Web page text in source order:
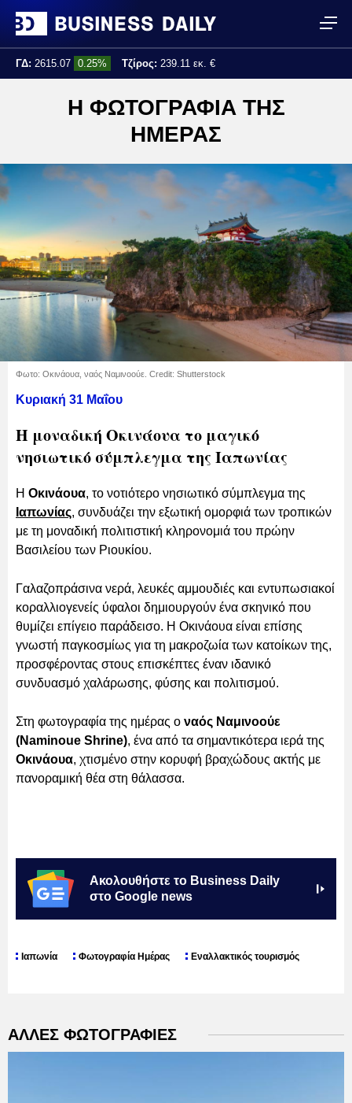
ΓΔ: 2615.07 0.25% Τζίρος: 239.11 εκ. €
Η ΦΩΤΟΓΡΑΦΙΑ ΤΗΣ
ΗΜΕΡΑΣ
Φωτο: Οκινάουα, ναός Ναμινοούε. Credit: Shutterstock
Κυριακή 31 Μαΐου
Η μοναδική Οκινάουα το μαγικό
νησιωτικό σύμπλεγμα της Ιαπωνίας
Οκινάουα, το νοτιότερο νησιωτικό σύμπλεγμα της
Ιαπωνίας, συνδυάζει την εξωτική ομορφιά των τροπικών
με τη μοναδική πολιτιστική κληρονομιά του πρώην
Βασιλείου των Ριουκίου.
Γαλαζοπράσινα νερά, λευκές αμμουδιές και εντυπωσιακοί
κοραλλιογενείς ύφαλοι δημιουργούν ένα σκηνικό που
θυμίζει επίγειο παράδεισο. H Οκινάουα είναι επίσης
γνωστή παγκοσμίως για τη μακροζωία των κατοίκων της,
προσφέροντας στους επισκέπτες έναν ιδανικό
συνδυασμό χαλάρωσης, φύσης και πολιτισμού.
Στη φωτογραφία της ημέρας ο ναός Ναμινοούε
(Naminoue Shrine), ένα από τα σημαντικότερα ιερά της
Οκινάουα, χτισμένο στην κορυφή βραχώδους ακτής με
πανοραμική θέα στη θάλασσα.
Ακολουθήστε το Business Daily
στο Google news
Ιαπωνία Φωτογραφία Ημέρας Εναλλακτικός τουρισμός
ΑΛΛΕΣ ΦΩΤΟΓΡΑΦΙΕΣ